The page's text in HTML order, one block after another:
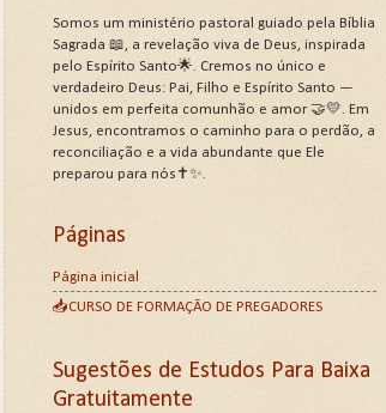
Somos um ministério pastoral guiado pela Bíblia
Sagrada 📖, a revelação viva de Deus, inspirada
pelo Espírito Santo🌟. Cremos no único e
verdadeiro Deus: Pai, Filho e Espírito Santo —
unidos em perfeita comunhão e amor 🤝💛. Em
Jesus, encontramos o caminho para o perdão, a
reconciliação e a vida abundante que Ele
preparou para nós✝️✨.
Páginas
Página inicial
📥CURSO DE FORMAÇÃO DE PREGADORES
Sugestões de Estudos Para Baixa
Gratuitamente